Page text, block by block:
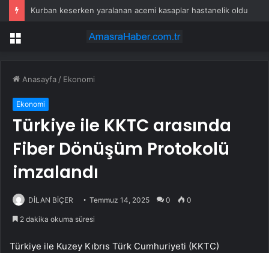
Kurban keserken yaralanan acemi kasaplar hastanelik oldu
Menü
Anasayfa / Ekonomi
Ekonomi
Türkiye ile KKTC arasında
Fiber Dönüşüm Protokolü
imzalandı
DİLAN BİÇER Temmuz 14, 2025 0 0
2 dakika okuma süresi
Türkiye ile Kuzey Kıbrıs Türk Cumhuriyeti (KKTC)